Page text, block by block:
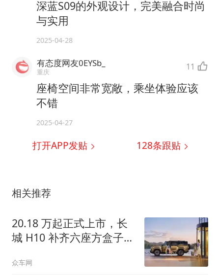
深蓝S09的外观设计，完美融合时尚
与实用
2025-04-28
有态度网友0EYSb_
重庆 11
座椅空间非常宽敞，乘坐体验应该
不错
2025-04-27
打开APP发贴 128条跟贴
相关推荐
20.18 万起正式上市，长
城 H10 补齐六座方盒子市
众车网